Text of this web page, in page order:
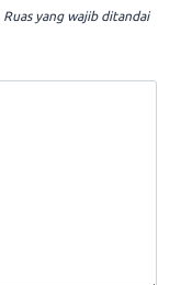
Ruas yang wajib ditandai